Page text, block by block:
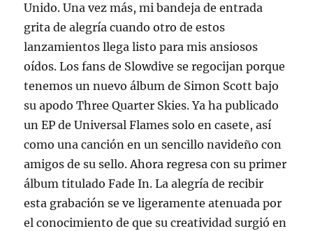
Unido. Una vez más, mi bandeja de entrada
grita de alegría cuando otro de estos
lanzamientos llega listo para mis ansiosos
oídos. Los fans de Slowdive se regocijan porque
tenemos un nuevo álbum de Simon Scott bajo
su apodo Three Quarter Skies. Ya ha publicado
un EP de Universal Flames solo en casete, así
como una canción en un sencillo navideño con
amigos de su sello. Ahora regresa con su primer
álbum titulado Fade In. La alegría de recibir
esta grabación se ve ligeramente atenuada por
el conocimiento de que su creatividad surgió en